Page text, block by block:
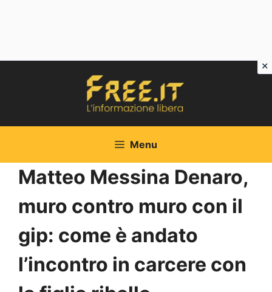
Menu
Matteo Messina Denaro,
muro contro muro con il
gip: come è andato
l’incontro in carcere con